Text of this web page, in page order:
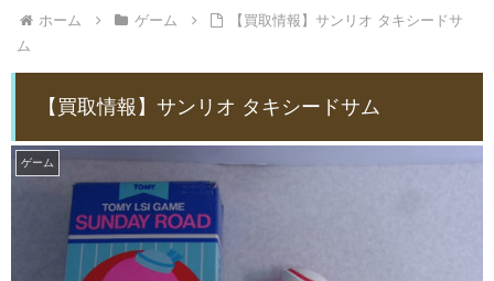
ホーム ゲーム
【買取情報】サンリオ タキシードサ
ム
【買取情報】サンリオ タキシードサム
ゲーム